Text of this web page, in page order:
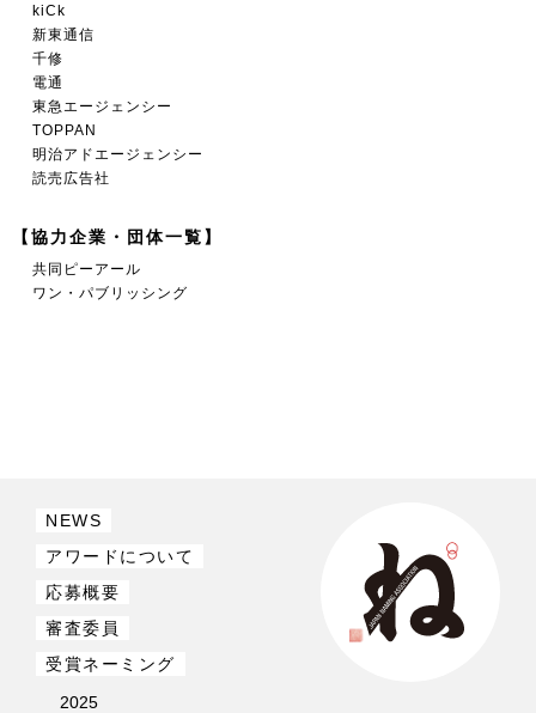
kiCk
新東通信
千修
電通
東急エージェンシー
TOPPAN
明治アドエージェンシー
読売広告社
【協力企業・団体一覧】
共同ピーアール
ワン・パブリッシング
NEWS
アワードについて
応募概要
審査委員
受賞ネーミング
2025